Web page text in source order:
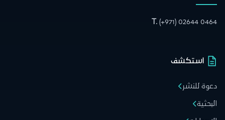
T. (+971) 02644 0464
استكشف
دعوة للنشر
البحثية